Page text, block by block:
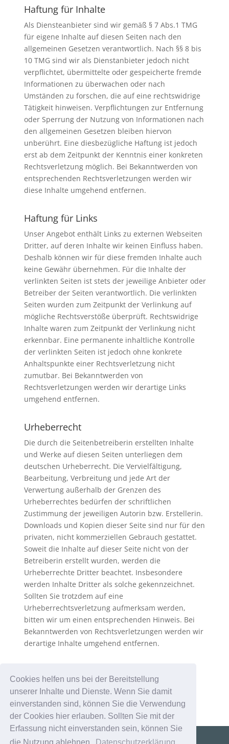
Cookies helfen uns bei der Bereitstellung
unserer Inhalte und Dienste. Wenn Sie damit
einverstanden sind, können Sie die Verwendung
der Cookies hier erlauben. Sollten Sie mit der
Erfassung nicht einverstanden sein, können Sie
Haftung für Inhalte
Als Diensteanbieter sind wir gemäß § 7 Abs.1 TMG
für eigene Inhalte auf diesen Seiten nach den
allgemeinen Gesetzen verantwortlich. Nach §§ 8 bis
10 TMG sind wir als Dienstanbieter jedoch nicht
verpflichtet, übermittelte oder gespeicherte fremde
Informationen zu überwachen oder nach
Umständen zu forschen, die auf eine rechtswidrige
Tätigkeit hinweisen. Verpflichtungen zur Entfernung
oder Sperrung der Nutzung von Informationen nach
den allgemeinen Gesetzen bleiben hiervon
unberührt. Eine diesbezügliche Haftung ist jedoch
erst ab dem Zeitpunkt der Kenntnis einer konkreten
Rechtsverletzung möglich. Bei Bekanntwerden von
entsprechenden Rechtsverletzungen werden wir
diese Inhalte umgehend entfernen.
Haftung für Links
Unser Angebot enthält Links zu externen Webseiten
Dritter, auf deren Inhalte wir keinen Einfluss haben.
Deshalb können wir für diese fremden Inhalte auch
keine Gewähr übernehmen. Für die Inhalte der
verlinkten Seiten ist stets der jeweilige Anbieter oder
Betreiber der Seiten verantwortlich. Die verlinkten
Seiten wurden zum Zeitpunkt der Verlinkung auf
mögliche Rechtsverstöße überprüft. Rechtswidrige
Inhalte waren zum Zeitpunkt der Verlinkung nicht
erkennbar. Eine permanente inhaltliche Kontrolle
der verlinkten Seiten ist jedoch ohne konkrete
Anhaltspunkte einer Rechtsverletzung nicht
zumutbar. Bei Bekanntwerden von
Rechtsverletzungen werden wir derartige Links
umgehend entfernen.
Urheberrecht
Die durch die Seitenbetreiberin erstellten Inhalte
und Werke auf diesen Seiten unterliegen dem
deutschen Urheberrecht. Die Vervielfältigung,
Bearbeitung, Verbreitung und jede Art der
Verwertung außerhalb der Grenzen des
Urheberrechtes bedürfen der schriftlichen
Zustimmung der jeweiligen Autorin bzw. Erstellerin.
Downloads und Kopien dieser Seite sind nur für den
privaten, nicht kommerziellen Gebrauch gestattet.
Soweit die Inhalte auf dieser Seite nicht von der
Betreiberin erstellt wurden, werden die
Urheberrechte Dritter beachtet. Insbesondere
werden Inhalte Dritter als solche gekennzeichnet.
Sollten Sie trotzdem auf eine
Urheberrechtsverletzung aufmerksam werden,
bitten wir um einen entsprechenden Hinweis. Bei
Bekanntwerden von Rechtsverletzungen werden wir
derartige Inhalte umgehend entfernen.
Quellverweis: http://www.e-recht24.de